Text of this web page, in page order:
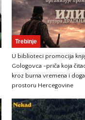
Trebinje
U biblioteci promocija
Gologovca -priča koja
kroz burna vremena i
prostoru Hercegovine